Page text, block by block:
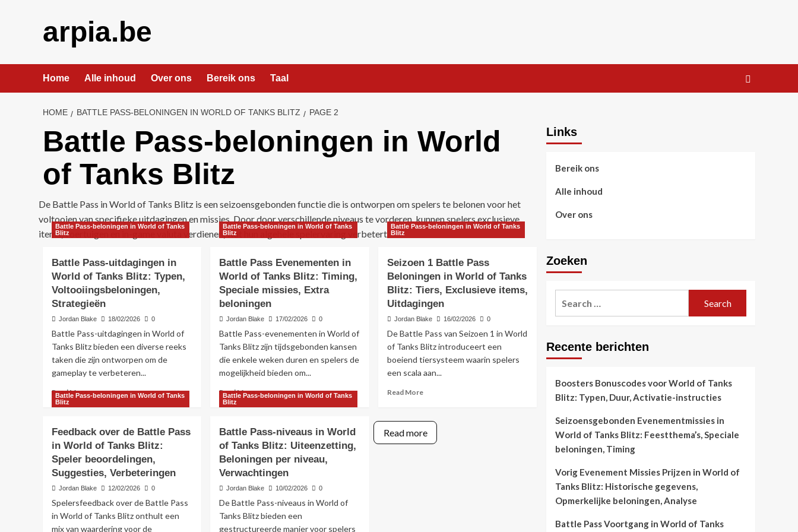
arpia.be
Home Alle inhoud Over ons Bereik ons Taal
HOME BATTLE PASS-BELONINGEN IN WORLD OF TANKS BLITZ PAGE 2
Battle Pass-beloningen in World
of Tanks Blitz
De Battle Pass in World of Tanks Blitz is een seizoensgebonden functie die is ontworpen om spelers te belonen voor het
voltooien van specifieke uitdagingen en missies. Door door verschillende niveaus te vorderen, kunnen spelers exclusieve
items, voertuigen en in-game valuta verdienen, wat hun algehele spelervaring verbetert.
Battle Pass-beloningen in World of Tanks
Blitz
Battle Pass-uitdagingen in
World of Tanks Blitz: Typen,
Voltooiingsbeloningen,
Strategieën
Jordan Blake 18/02/2026 0
Battle Pass-uitdagingen in World of
Tanks Blitz bieden een diverse reeks
taken die zijn ontworpen om de
gameplay te verbeteren...
Read MoreRead
Pass-
uitdagingen
in
World
Tanks
Blitz:
Typen,
Voltooiingsbeloningen,
Battle Pass-beloningen in World of Tanks
Blitz
Battle Pass Evenementen in
World of Tanks Blitz: Timing,
Speciale missies, Extra
beloningen
Jordan Blake 17/02/2026 0
Battle Pass-evenementen in World of
Tanks Blitz zijn tijdsgebonden kansen
die enkele weken duren en spelers de
mogelijkheid bieden om...
Read MoreRead
Pass
Evenementen
in
World
Tanks
Blitz:
Timing,
Speciale
Battle Pass-beloningen in World of Tanks
Blitz
Seizoen 1 Battle Pass
Beloningen in World of Tanks
Blitz: Tiers, Exclusieve items,
Uitdagingen
Jordan Blake 16/02/2026 0
De Battle Pass van Seizoen 1 in World
of Tanks Blitz introduceert een
boeiend tiersysteem waarin spelers
een scala aan...
Read MoreRead
Seizoen
1
Battle
Battle Pass-beloningen in World of Tanks
Blitz
Feedback over de Battle Pass
in World of Tanks Blitz:
Speler beoordelingen,
Suggesties, Verbeteringen
Jordan Blake 12/02/2026 0
Spelersfeedback over de Battle Pass
in World of Tanks Blitz onthult een
mix van waardering voor de
Battle Pass-beloningen in World of Tanks
Blitz
Battle Pass-niveaus in World
of Tanks Blitz: Uiteenzetting,
Beloningen per niveau,
Verwachtingen
Jordan Blake 10/02/2026 0
De Battle Pass-niveaus in World of
Tanks Blitz bieden een
gestructureerde manier voor spelers
Read more
Links
Bereik ons
Alle inhoud
Over ons
Zoeken
Recente berichten
Boosters Bonuscodes voor World of Tanks
Blitz: Typen, Duur, Activatie-instructies
Seizoensgebonden Evenementmissies in
World of Tanks Blitz: Feestthema’s, Speciale
beloningen, Timing
Vorig Evenement Missies Prijzen in World of
Tanks Blitz: Historische gegevens,
Opmerkelijke beloningen, Analyse
Battle Pass Voortgang in World of Tanks